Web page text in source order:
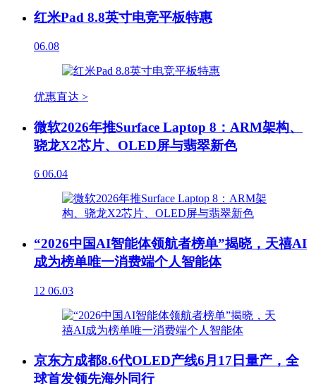
红米Pad 8.8英寸电竞平板特惠
06.08
优惠直达 >
微软2026年推Surface Laptop 8：ARM架构、
骁龙X2芯片、OLED屏与翡翠新色
6 06.04
“2026中国AI智能体领航者榜单”揭晓，天禧AI
成为榜单唯一消费端个人智能体
12 06.03
京东方成都8.6代OLED产线6月17日量产，全
球首发领先海外同行